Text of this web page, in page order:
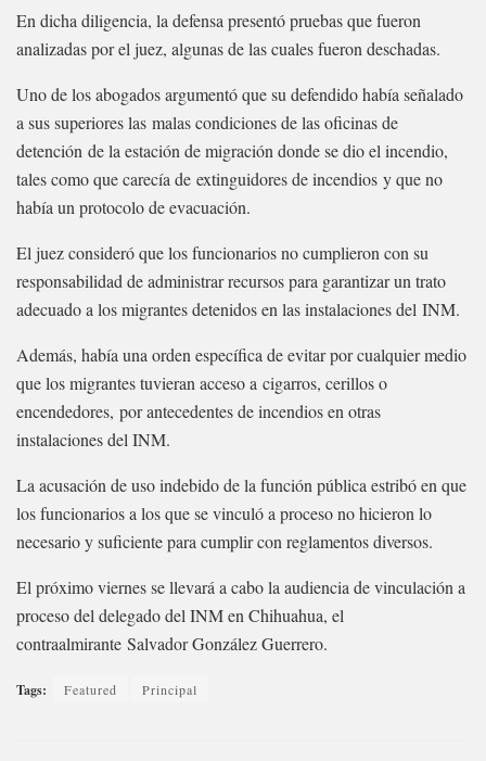
En dicha diligencia, la defensa presentó pruebas que fueron
analizadas por el juez, algunas de las cuales fueron deschadas.
Uno de los abogados argumentó que su defendido había señalado
a sus superiores las malas condiciones de las oficinas de
detención de la estación de migración donde se dio el incendio,
tales como que carecía de extinguidores de incendios y que no
había un protocolo de evacuación.
El juez consideró que los funcionarios no cumplieron con su
responsabilidad de administrar recursos para garantizar un trato
adecuado a los migrantes detenidos en las instalaciones del INM.
Además, había una orden específica de evitar por cualquier medio
que los migrantes tuvieran acceso a cigarros, cerillos o
encendedores, por antecedentes de incendios en otras
instalaciones del INM.
La acusación de uso indebido de la función pública estribó en que
los funcionarios a los que se vinculó a proceso no hicieron lo
necesario y suficiente para cumplir con reglamentos diversos.
El próximo viernes se llevará a cabo la audiencia de vinculación a
proceso del delegado del INM en Chihuahua, el
contraalmirante Salvador González Guerrero.
Tags: Featured Principal